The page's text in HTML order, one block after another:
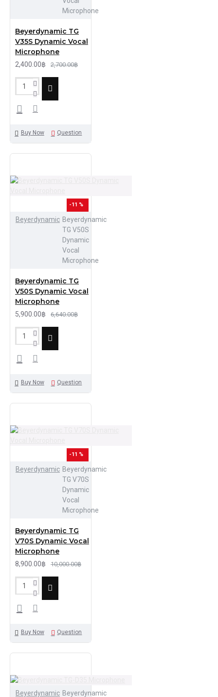
Microphone
Beyerdynamic TG
V35S Dynamic Vocal
Microphone
2,400.00฿ 2,700.00฿
Buy Now Question
-11 %
Beyerdynamic Beyerdynamic
TG V50S
Dynamic
Vocal
Microphone
Beyerdynamic TG
V50S Dynamic Vocal
Microphone
5,900.00฿ 6,640.00฿
Buy Now Question
-11 %
Beyerdynamic Beyerdynamic
TG V70S
Dynamic
Vocal
Microphone
Beyerdynamic TG
V70S Dynamic Vocal
Microphone
8,900.00฿ 10,000.00฿
Buy Now Question
Beyerdynamic Beyerdynamic